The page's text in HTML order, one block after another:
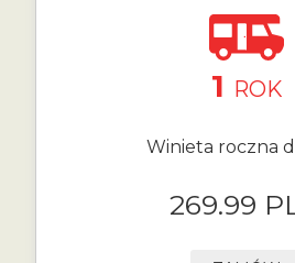
1 ROK
Winieta roczna
269.99